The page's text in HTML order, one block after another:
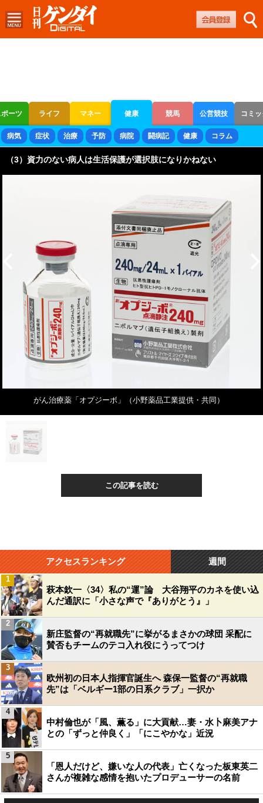
ーツ ライフ マネー 健康 競馬 公営競技 コミ
ボートレース 競輪 オートレース
病気 症状 治療 予防 病院 闘病記 健康 コラム
（3）資力のない病人は生活保護が選択肢になりかねない
がん治療薬「オプジーボ」（小野薬品工業提供・共同）
この記事を読む
アクセスランキング 週間
萩本欽一〈34〉私の“運”論 大谷翔平のカネを使い込
んだ通訳に「小さな声で『ありがとう』」
1
新庄監督の“再就職先”に挙がるまさかの球団 采配に
賛否もチームのテコ入れ役にうってつけ
2
欧州初の日本人指揮官誕生へ 森保一監督の“再就職
先”は「ベルギー1部の日系クラブ」一択か
3
中村倫也が「風、薫る」に大貢献…妻・水卜麻美アナ
との「ずっと仲良く」「にこやかな」近況
4
「恩人だけど、嫌いな人の代表」亡くなった板東英二
さんが複雑な感情を抱いたプロデューサーの名前
5